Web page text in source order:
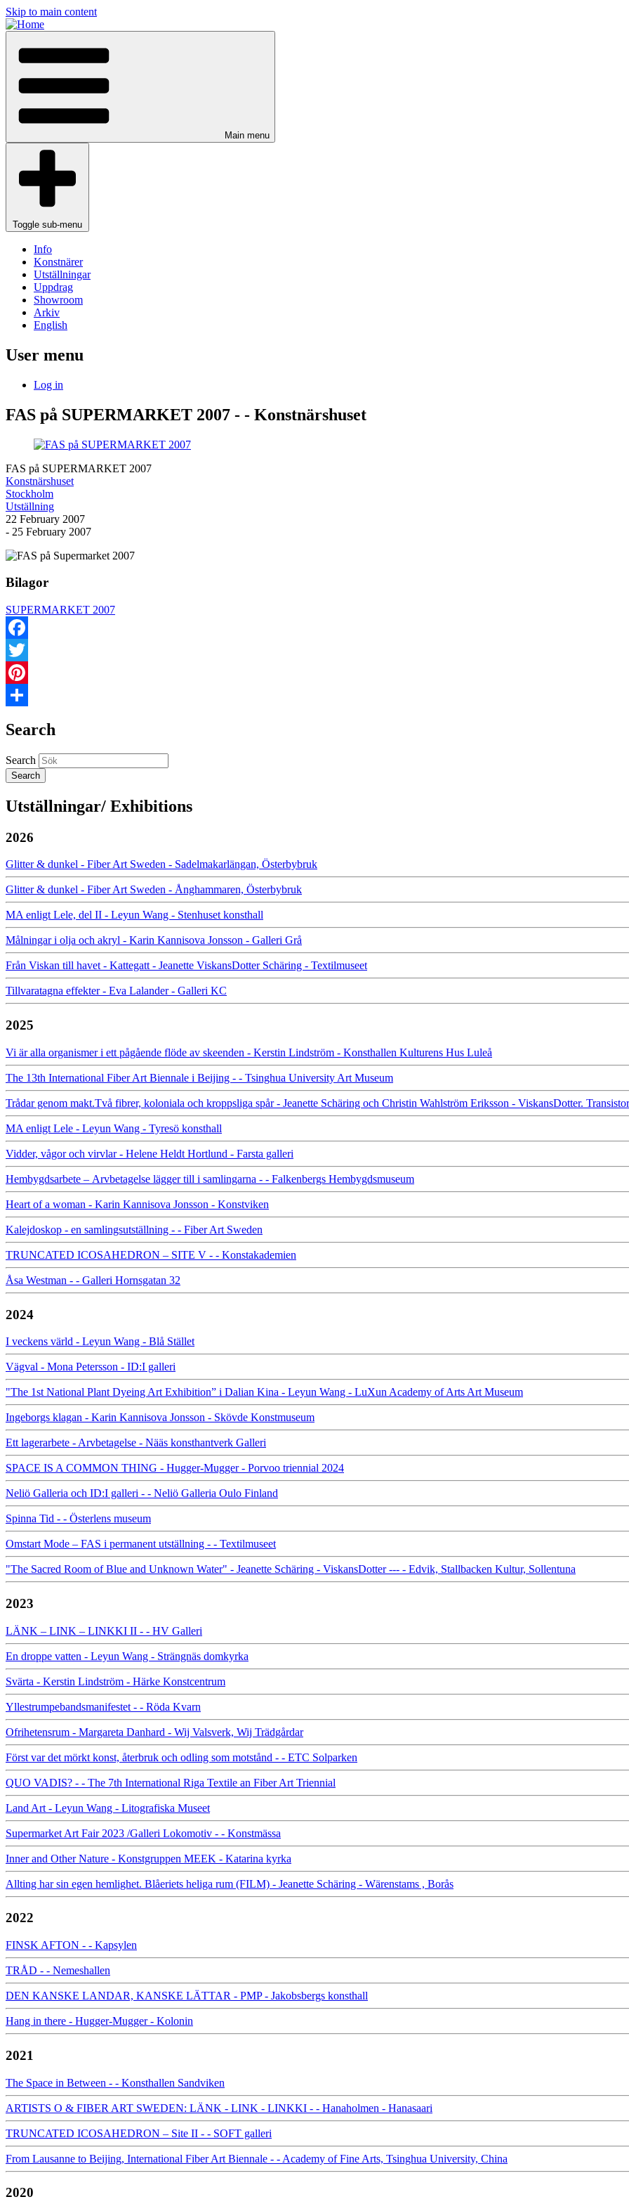
Skip to main content
Main menu
Toggle sub-menu
Info
Konstnärer
Utställningar
Uppdrag
Showroom
Arkiv
English
User menu
Log in
FAS på SUPERMARKET 2007 - - Konstnärshuset
FAS på SUPERMARKET 2007
Konstnärshuset
Stockholm
Utställning
22 February 2007
- 25 February 2007
Bilagor
SUPERMARKET 2007
Facebook
Twitter
Pinterest
Search
Search
Utställningar/ Exhibitions
2026
Glitter & dunkel - Fiber Art Sweden - Sadelmakarlängan, Österbybruk
Glitter & dunkel - Fiber Art Sweden - Ånghammaren, Österbybruk
MA enligt Lele, del II - Leyun Wang - Stenhuset konsthall
Målningar i olja och akryl - Karin Kannisova Jonsson - Galleri Grå
Från Viskan till havet - Kattegatt - Jeanette ViskansDotter Schäring - Textilmuseet
Tillvaratagna effekter - Eva Lalander - Galleri KC
2025
Vi är alla organismer i ett pågående flöde av skeenden - Kerstin Lindström - Konsthallen Kulturens Hus Luleå
The 13th International Fiber Art Biennale i Beijing - - Tsinghua University Art Museum
Trådar genom makt.Två fibrer, koloniala och kroppsliga spår - Jeanette Schäring och Christin Wahlström Eriksson - ViskansDotter.
MA enligt Lele - Leyun Wang - Tyresö konsthall
Vidder, vågor och virvlar - Helene Heldt Hortlund - Farsta galleri
Hembygdsarbete – Arvbetagelse lägger till i samlingarna - - Falkenbergs Hembygdsmuseum
Heart of a woman - Karin Kannisova Jonsson - Konstviken
Kalejdoskop - en samlingsutställning - - Fiber Art Sweden
TRUNCATED ICOSAHEDRON – SITE V - - Konstakademien
Åsa Westman - - Galleri Hornsgatan 32
2024
I veckens värld - Leyun Wang - Blå Stället
Vägval - Mona Petersson - ID:I galleri
"The 1st National Plant Dyeing Art Exhibition” i Dalian Kina - Leyun Wang - LuXun Academy of Arts Art Museum
Ingeborgs klagan - Karin Kannisova Jonsson - Skövde Konstmuseum
Ett lagerarbete - Arvbetagelse - Nääs konsthantverk Galleri
SPACE IS A COMMON THING - Hugger-Mugger - Porvoo triennial 2024
Neliö Galleria och ID:I galleri - - Neliö Galleria Oulo Finland
Spinna Tid - - Österlens museum
Omstart Mode – FAS i permanent utställning - - Textilmuseet
"The Sacred Room of Blue and Unknown Water" - Jeanette Schäring - ViskansDotter --- - Edvik, Stallbacken Kultur, Sollentuna
2023
LÄNK – LINK – LINKKI II - - HV Galleri
En droppe vatten - Leyun Wang - Strängnäs domkyrka
Svärta - Kerstin Lindström - Härke Konstcentrum
Yllestrumpebandsmanifestet - - Röda Kvarn
Ofrihetensrum - Margareta Danhard - Wij Valsverk, Wij Trädgårdar
Först var det mörkt konst, återbruk och odling som motstånd - - ETC Solparken
QUO VADIS? - - The 7th International Riga Textile an Fiber Art Triennial
Land Art - Leyun Wang - Litografiska Museet
Supermarket Art Fair 2023 /Galleri Lokomotiv - - Konstmässa
Inner and Other Nature - Konstgruppen MEEK - Katarina kyrka
Allting har sin egen hemlighet. Blåeriets heliga rum (FILM) - Jeanette Schäring - Wärenstams , Borås
2022
FINSK AFTON - - Kapsylen
TRÅD - - Nemeshallen
DEN KANSKE LANDAR, KANSKE LÄTTAR - PMP - Jakobsbergs konsthall
Hang in there - Hugger-Mugger - Kolonin
2021
The Space in Between - - Konsthallen Sandviken
ARTISTS O & FIBER ART SWEDEN: LÄNK - LINK - LINKKI - - Hanaholmen - Hanasaari
TRUNCATED ICOSAHEDRON – Site II - - SOFT galleri
From Lausanne to Beijing, International Fiber Art Biennale - - Academy of Fine Arts, Tsinghua University, China
2020